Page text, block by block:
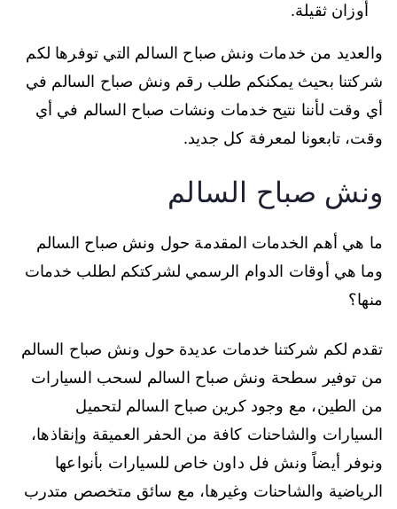
أوزان ثقيلة.
والعديد من خدمات ونش صباح السالم التي توفرها لكم
شركتنا بحيث يمكنكم طلب رقم ونش صباح السالم في
أي وقت لأننا نتيح خدمات ونشات صباح السالم في أي
وقت، تابعونا لمعرفة كل جديد.
ونش صباح السالم
ما هي أهم الخدمات المقدمة حول ونش صباح السالم
وما هي أوقات الدوام الرسمي لشركتكم لطلب خدمات
منها؟
تقدم لكم شركتنا خدمات عديدة حول ونش صباح السالم
من توفير سطحة ونش صباح السالم لسحب السيارات
من الطين، مع وجود كرين صباح السالم لتحميل
السيارات والشاحنات كافة من الحفر العميقة وإنقاذها،
ونوفر أيضاً ونش فل داون خاص للسيارات بأنواعها
الرياضية والشاحنات وغيرها، مع سائق متخصص متدرب